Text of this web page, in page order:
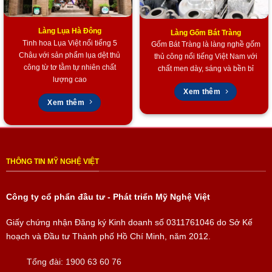
Khăn trải bàn được chọn lựa từchất liệu bền đẹp, dễ
dàngbảo quản và sử dụng lâu dài
Giá Trị Văn Hóa Sâu Sắc
Mỗi sản phẩm là một
Việc sở hữu chúng là cách bạnthể hiện lòng tự hào và trân
trọng di sản dân tộc.
Đa Dụng và Ý Nghĩa
Bộ sản phẩm là lựa chọn hoàn hảo để trang trí phòng khách,
tạo nên không gian ấm cúng, thanh lịch.
Là mónquà biếu tặng ý nghĩa và tinh tế
Làng Lụa Hà Đông
Tinh hoa Lụa Việt nổi tiếng 5
Châu với sản phẩm lụa dệt thủ
công từ tơ tằm tự nhiên chất
lượng cao
Xem thêm
Làng Gốm Bát Tràng
Gốm Bát Tràng là làng nghề gốm
thủ công nổi tiếng Việt Nam với
chất men dày, sáng và bền bỉ
Xem thêm
THÔNG TIN MỸ NGHỆ VIỆT
Công ty cổ phẩn đầu tư - Phát triển Mỹ Nghệ Việt
Giấy chứng nhận Đăng ký Kinh doanh số 0311761046 do Sở Kế
hoạch và Đầu tư Thành phố Hồ Chí Minh, năm 2012.
Tổng đài: 1900 63 60 76